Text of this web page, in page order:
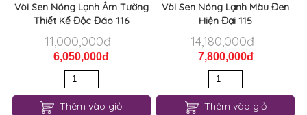
Vòi Sen Nóng Lạnh Âm Tường
Thiết Kế Độc Đáo 116
11,000,000đ
6,050,000đ
Thêm vào giỏ
Vòi Sen Nóng Lạnh Màu Đen
Hiện Đại 115
14,180,000đ
7,800,000đ
Thêm vào giỏ